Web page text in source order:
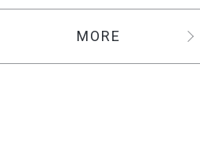
MORE